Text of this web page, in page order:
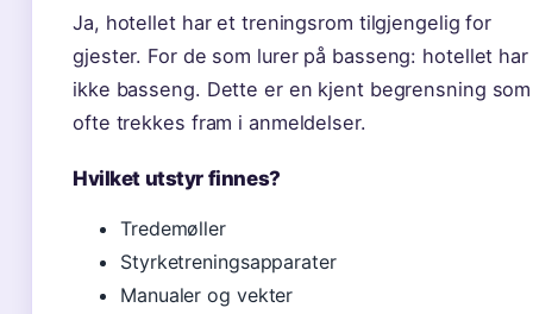
Ja, hotellet har et treningsrom tilgjengelig for
gjester. For de som lurer på basseng: hotellet har
ikke basseng. Dette er en kjent begrensning som
ofte trekkes fram i anmeldelser.
Hvilket utstyr finnes?
Tredemøller
Styrketreningsapparater
Manualer og vekter